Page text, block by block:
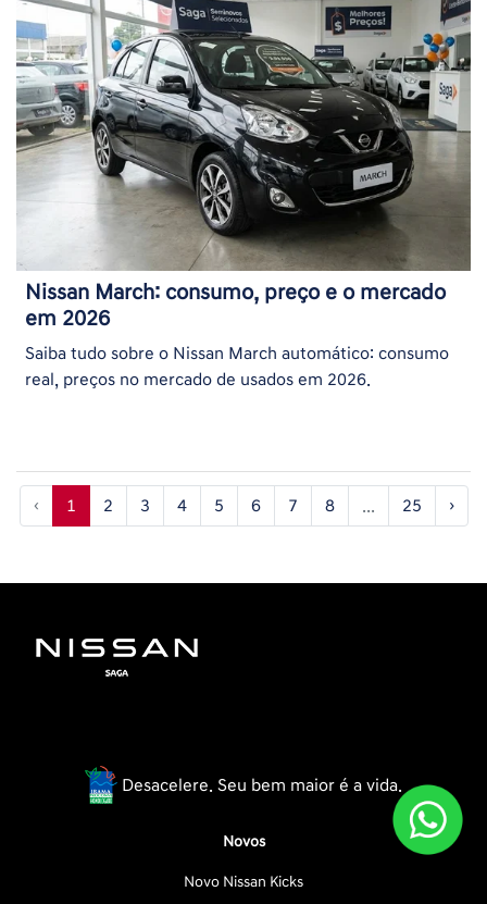
Nissan March: consumo, preço e o mercado
em 2026
Saiba tudo sobre o Nissan March automático: consumo
real, preços no mercado de usados em 2026.
‹ 1 2 3 4 5 6 7 8 ... 25 ›
Desacelere. Seu bem maior é a vida.
Novos
Novo Nissan Kicks